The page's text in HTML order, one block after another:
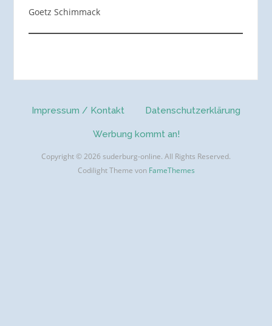
Goetz Schimmack
Impressum / Kontakt Datenschutzerklärung
Werbung kommt an!
Copyright © 2026 suderburg-online. All Rights Reserved.
Codilight Theme von FameThemes